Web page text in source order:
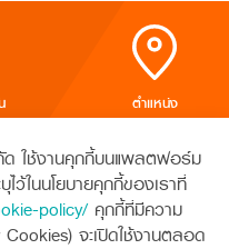
ด ใช้งานคุกกี้บนแพลตฟอร์ม
ว้ในนโยบายคุกกี้ของเราที่
policy/คุกกี้ที่มีความ
จะเปิดใช้งานตลอด
ตำแหน่ง
ศูนย์บริการ
าตามระยะมาตรฐานการบริการ (KES)